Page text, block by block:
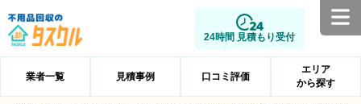
24時間 見積もり受付
業者一覧 見積事例 口コミ評価
エリア
から探す